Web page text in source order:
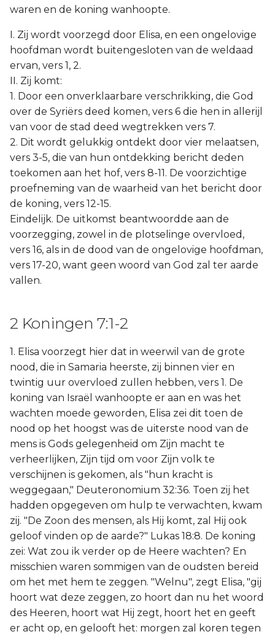
waren en de koning wanhoopte.
I. Zij wordt voorzegd door Elisa, en een ongelovige
hoofdman wordt buitengesloten van de weldaad
ervan, vers 1, 2.
II. Zij komt:
1. Door een onverklaarbare verschrikking, die God
over de Syriërs deed komen, vers 6 die hen in allerijl
van voor de stad deed wegtrekken vers 7.
2. Dit wordt gelukkig ontdekt door vier melaatsen,
vers 3-5, die van hun ontdekking bericht deden
toekomen aan het hof, vers 8-11. De voorzichtige
proefneming van de waarheid van het bericht door
de koning, vers 12-15.
Eindelijk. De uitkomst beantwoordde aan de
voorzegging, zowel in de plotselinge overvloed,
vers 16, als in de dood van de ongelovige hoofdman,
vers 17-20, want geen woord van God zal ter aarde
vallen.
2 Koningen 7:1-2
1. Elisa voorzegt hier dat in weerwil van de grote
nood, die in Samaria heerste, zij binnen vier en
twintig uur overvloed zullen hebben, vers 1. De
koning van Israël wanhoopte er aan en was het
wachten moede geworden, Elisa zei dit toen de
nood op het hoogst was de uiterste nood van de
mens is Gods gelegenheid om Zijn macht te
verheerlijken, Zijn tijd om voor Zijn volk te
verschijnen is gekomen, als "hun kracht is
weggegaan," Deuteronomium 32:36. Toen zij het
hadden opgegeven om hulp te verwachten, kwam
zij. "De Zoon des mensen, als Hij komt, zal Hij ook
geloof vinden op de aarde?" Lukas 18:8. De koning
zei: Wat zou ik verder op de Heere wachten? En
misschien waren sommigen van de oudsten bereid
om het met hem te zeggen. "Welnu", zegt Elisa, "gij
hoort wat deze zeggen, zo hoort dan nu het woord
des Heeren, hoort wat Hij zegt, hoort het en geeft
er acht op, en gelooft het: morgen zal koren tegen